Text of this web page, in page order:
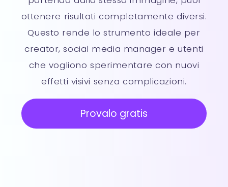
ottenere risultati completamente diversi.
Questo rende lo strumento ideale per
creator, social media manager e utenti
che vogliono sperimentare con nuovi
effetti visivi senza complicazioni.
Provalo gratis